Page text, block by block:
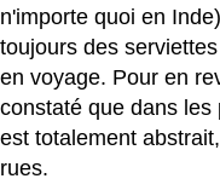
n'importe quoi en
toujours des
en voyage. Pour en
constaté que dans
est totalement
rues.